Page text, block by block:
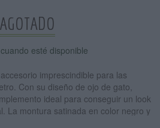
AGOTADO
esté disponible
imprescindible para las
Con su diseño de ojo de gato,
ideal para conseguir un look
La montura satinada en color negro y